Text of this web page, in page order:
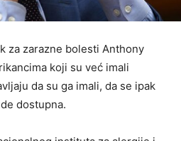
za zarazne bolesti Anthony
koji su već imali
da su ga imali, da se ipak
dostupna.